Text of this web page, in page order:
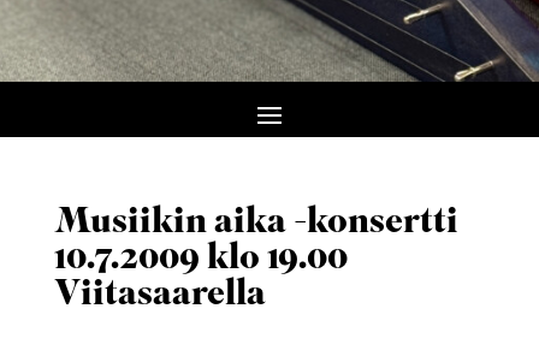
Musiikin aika -konsertti
10.7.2009 klo 19.00
Viitasaarella